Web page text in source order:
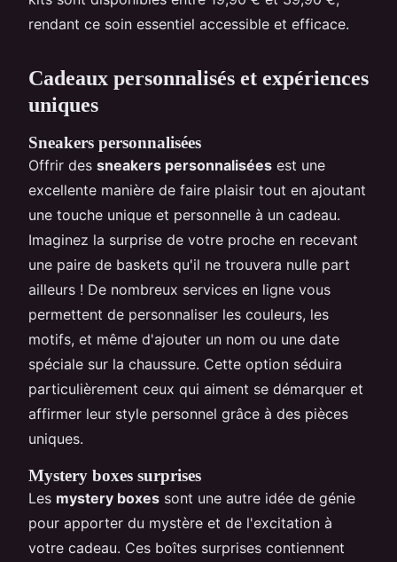
rendant ce soin essentiel accessible et efficace.
Cadeaux personnalisés et expériences
uniques
Sneakers personnalisées
Offrir des sneakers personnalisées est une
excellente manière de faire plaisir tout en ajoutant
une touche unique et personnelle à un cadeau.
Imaginez la surprise de votre proche en recevant
une paire de baskets qu'il ne trouvera nulle part
ailleurs ! De nombreux services en ligne vous
permettent de personnaliser les couleurs, les
motifs, et même d'ajouter un nom ou une date
spéciale sur la chaussure. Cette option séduira
particulièrement ceux qui aiment se démarquer et
affirmer leur style personnel grâce à des pièces
uniques.
Mystery boxes surprises
Les mystery boxes sont une autre idée de génie
pour apporter du mystère et de l'excitation à
votre cadeau. Ces boîtes surprises contiennent